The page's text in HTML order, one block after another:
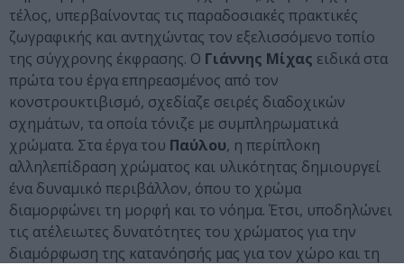
τέλος, υπερβαίνοντας τις παραδοσιακές πρακτικές
ζωγραφικής και αντηχώντας τον εξελισσόμενο τοπίο
της σύγχρονης έκφρασης. O Γιάννης Μίχας ειδικά στα
πρώτα του έργα επηρεασμένος από τον
κονστρουκτιβισμό, σχεδίαζε σειρές διαδοχικών
σχημάτων, τα οποία τόνιζε με συμπληρωματικά
χρώματα. Στα έργα του Παύλου, η περίπλοκη
αλληλεπίδραση χρώματος και υλικότητας δημιουργεί
ένα δυναμικό περιβάλλον, όπου το χρώμα
διαμορφώνει τη μορφή και το νόημα. Έτσι, υποδηλώνει
τις ατέλειωτες δυνατότητες του χρώματος για την
διαμόρφωση της κατανόησής μας για τον χώρο και τη